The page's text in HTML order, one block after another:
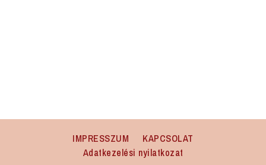
IMPRESSZUM
KAPCSOLAT
Adatkezelési nyilatkozat